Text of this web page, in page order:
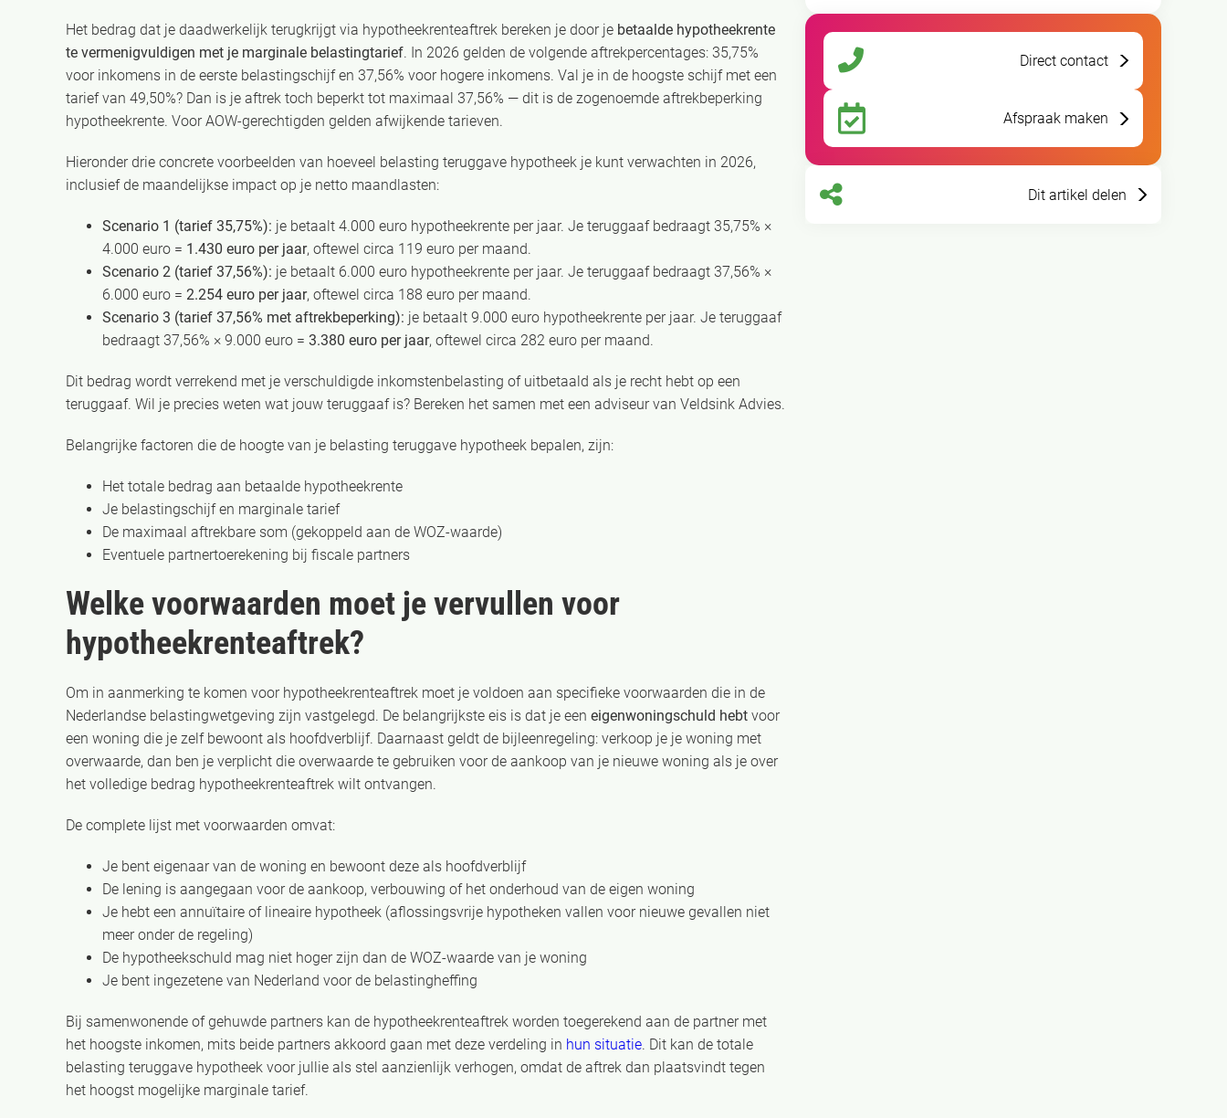
Het bedrag dat je daadwerkelijk terugkrijgt via hypotheekrenteaftrek bereken je door je betaalde hypotheekrente
te vermenigvuldigen met je marginale belastingtarief. In 2026 gelden de volgende aftrekpercentages: 35,75%
voor inkomens in de eerste belastingschijf en 37,56% voor hogere inkomens. Val je in de hoogste schijf met een
tarief van 49,50%? Dan is je aftrek toch beperkt tot maximaal 37,56% — dit is de zogenoemde aftrekbeperking
hypotheekrente. Voor AOW-gerechtigden gelden afwijkende tarieven.
Hieronder drie concrete voorbeelden van hoeveel belasting teruggave hypotheek je kunt verwachten in 2026,
inclusief de maandelijkse impact op je netto maandlasten:
Scenario 1 (tarief 35,75%): je betaalt 4.000 euro hypotheekrente per jaar. Je teruggaaf bedraagt 35,75% ×
4.000 euro = 1.430 euro per jaar, oftewel circa 119 euro per maand.
Scenario 2 (tarief 37,56%): je betaalt 6.000 euro hypotheekrente per jaar. Je teruggaaf bedraagt 37,56% ×
6.000 euro = 2.254 euro per jaar, oftewel circa 188 euro per maand.
Scenario 3 (tarief 37,56% met aftrekbeperking): je betaalt 9.000 euro hypotheekrente per jaar. Je teruggaaf
bedraagt 37,56% × 9.000 euro = 3.380 euro per jaar, oftewel circa 282 euro per maand.
Dit bedrag wordt verrekend met je verschuldigde inkomstenbelasting of uitbetaald als je recht hebt op een
teruggaaf. Wil je precies weten wat jouw teruggaaf is? Bereken het samen met een adviseur van Veldsink Advies.
Belangrijke factoren die de hoogte van je belasting teruggave hypotheek bepalen, zijn:
Het totale bedrag aan betaalde hypotheekrente
Je belastingschijf en marginale tarief
De maximaal aftrekbare som (gekoppeld aan de WOZ-waarde)
Eventuele partnertoerekening bij fiscale partners
Welke voorwaarden moet je vervullen voor
hypotheekrenteaftrek?
Om in aanmerking te komen voor hypotheekrenteaftrek moet je voldoen aan specifieke voorwaarden die in de
Nederlandse belastingwetgeving zijn vastgelegd. De belangrijkste eis is dat je een eigenwoningschuld hebt voor
een woning die je zelf bewoont als hoofdverblijf. Daarnaast geldt de bijleenregeling: verkoop je je woning met
overwaarde, dan ben je verplicht die overwaarde te gebruiken voor de aankoop van je nieuwe woning als je over
het volledige bedrag hypotheekrenteaftrek wilt ontvangen.
De complete lijst met voorwaarden omvat:
Je bent eigenaar van de woning en bewoont deze als hoofdverblijf
De lening is aangegaan voor de aankoop, verbouwing of het onderhoud van de eigen woning
Je hebt een annuïtaire of lineaire hypotheek (aflossingsvrije hypotheken vallen voor nieuwe gevallen niet
meer onder de regeling)
De hypotheekschuld mag niet hoger zijn dan de WOZ-waarde van je woning
Je bent ingezetene van Nederland voor de belastingheffing
Bij samenwonende of gehuwde partners kan de hypotheekrenteaftrek worden toegerekend aan de partner met
het hoogste inkomen, mits beide partners akkoord gaan met deze verdeling in hun situatie. Dit kan de totale
belasting teruggave hypotheek voor jullie als stel aanzienlijk verhogen, omdat de aftrek dan plaatsvindt tegen
het hoogst mogelijke marginale tarief.
Direct contact
Afspraak maken
Dit artikel delen